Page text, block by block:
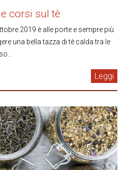
corsi sul tè
2019 è alle porte e sempre più
una bella tazza di tè calda tra le
Leggi